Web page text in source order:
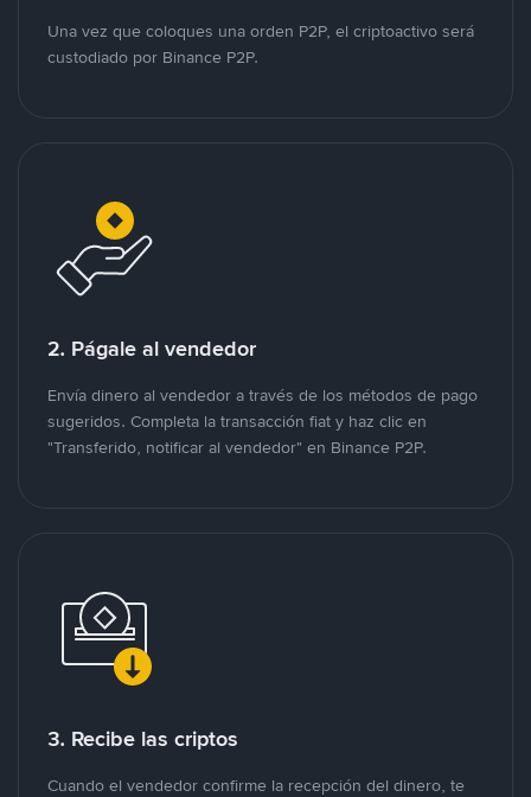
Una vez que coloques una orden P2P, el criptoactivo será
custodiado por Binance P2P.
2. Págale al vendedor
Envía dinero al vendedor a través de los métodos de pago
sugeridos. Completa la transacción fiat y haz clic en
"Transferido, notificar al vendedor" en Binance P2P.
3. Recibe las criptos
Cuando el vendedor confirme la recepción del dinero, te